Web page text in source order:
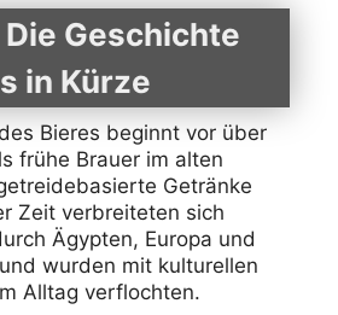
Geschichte
in Kürze
Bieres beginnt vor über
frühe Brauer im alten
Getränke
Zeit verbreiteten sich
Ägypten, Europa und
wurden mit kulturellen
Alltag verflochten.